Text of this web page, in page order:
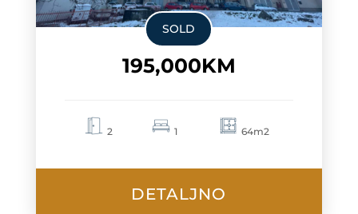
SOLD
195,000KM
2 1 64m2
DETALJNO